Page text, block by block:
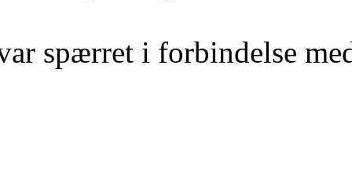
spærret i forbindelse